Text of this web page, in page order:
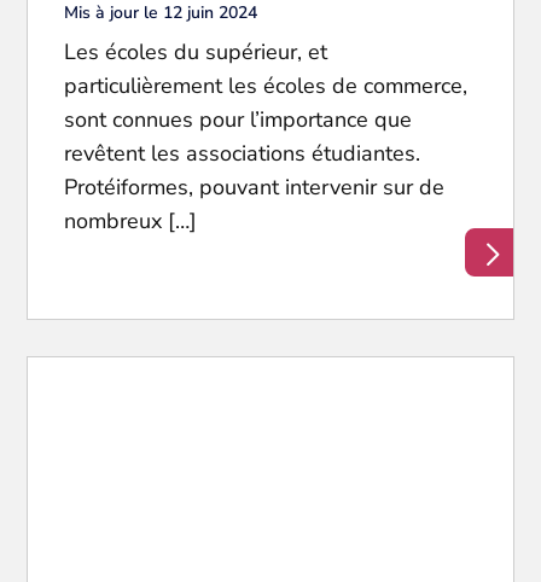
Mis à jour le 12 juin 2024
Les écoles du supérieur, et
particulièrement les écoles de commerce,
sont connues pour l’importance que
revêtent les associations étudiantes.
Protéiformes, pouvant intervenir sur de
nombreux […]